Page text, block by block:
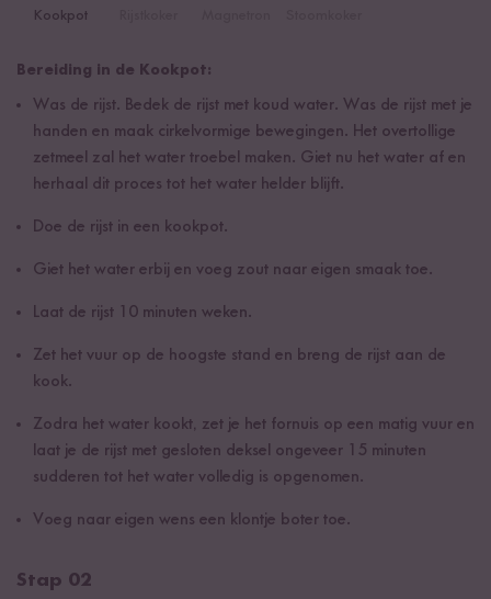
Kookpot
Bereiding in de Kookpot:
Was de rijst. Bedek de rijst met koud water. Was de rijst met je
handen en maak cirkelvormige bewegingen. Het overtollige
zetmeel zal het water troebel maken. Giet nu het water af en
herhaal dit proces tot het water helder blijft.
Doe de rijst in een kookpot.
Giet het water erbij en voeg zout naar eigen smaak toe.
Laat de rijst 10 minuten weken.
Zet het vuur op de hoogste stand en breng de rijst aan de
kook.
Zodra het water kookt, zet je het fornuis op een matig vuur en
laat je de rijst met gesloten deksel ongeveer 15 minuten
sudderen tot het water volledig is opgenomen.
Voeg naar eigen wens een klontje boter toe.
Stap 02